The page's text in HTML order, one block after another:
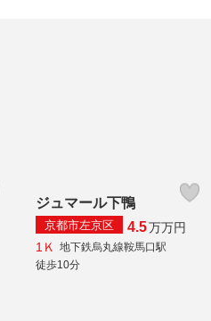
ジュマール下鴨
京都市左京区 4.5万万円
1Ｋ
地下鉄烏丸線鞍馬口駅
徒歩10分